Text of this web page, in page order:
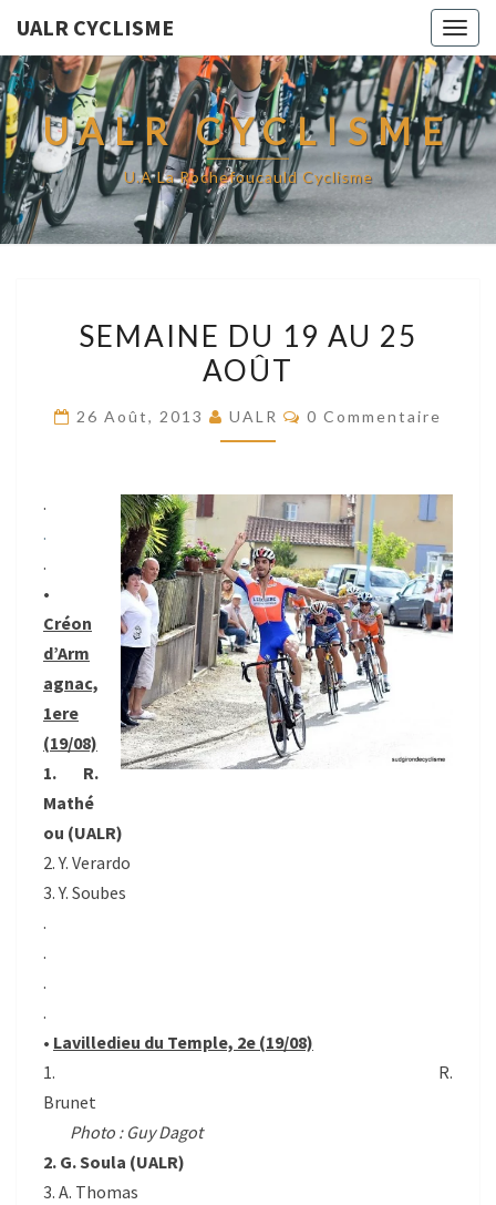
UALR CYCLISME
UALR CYCLISME
U.A La Rochefoucauld Cyclisme
DU
19
SEMAINE DU 19 AU 25
AOÛT
26 Août, 2013 UALR Commentaires
0 Commentaire
.
.
.
•
Créon
d’Arm
agnac,
1ere
(19/08)
1. R.
Mathé
ou (UALR)
2. Y. Verardo
3. Y. Soubes
.
.
.
.
• Lavilledieu du Temple, 2e (19/08)
1. R.
Brunet
Photo : Guy Dagot
2. G. Soula (UALR)
3. A. Thomas